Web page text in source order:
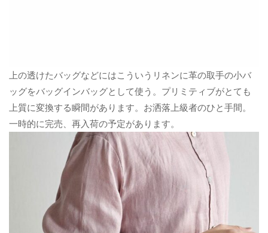
上の透けたバッグなどにはこういうリネンに革の取手の小バ
ッグをバッグインバッグとして使う。プリミティブがとても
上質に変換する瞬間があります。お洒落上級者のひと手間。
一時的に完売、再入荷の予定があります。